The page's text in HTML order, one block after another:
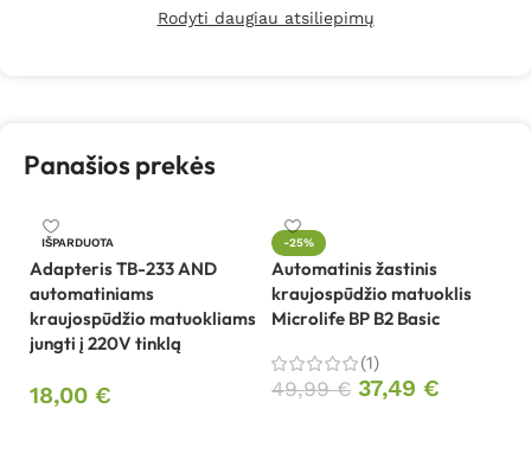
Rodyti daugiau atsiliepimų
Panašios prekės
IŠPARDUOTA
Adapteris TB-233 AND
automatiniams
kraujospūdžio matuokliams
jungti į 220V tinklą
18,00 €
-25%
Automatinis žastinis
kraujospūdžio matuoklis
Microlife BP B2 Basic
(1)
49,99€ 37,49 €